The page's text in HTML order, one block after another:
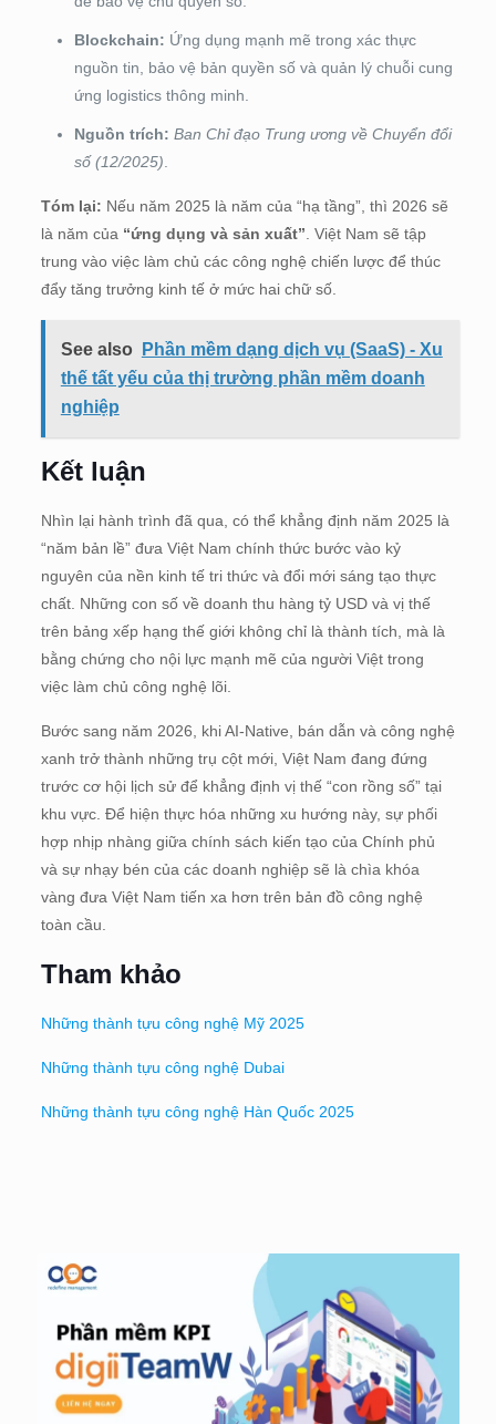
Blockchain: Ứng dụng mạnh mẽ trong xác thực
nguồn tin, bảo vệ bản quyền số và quản lý chuỗi cung
ứng logistics thông minh.
Nguồn trích: Ban Chỉ đạo Trung ương về Chuyển đổi
số (12/2025)
Tóm lại: Nếu năm 2025 là năm của “hạ tầng”, thì 2026 sẽ
là năm của “ứng dụng và sản xuất” . Việt Nam sẽ tập
trung vào việc làm chủ các công nghệ chiến lược để thúc
đẩy tăng trưởng kinh tế ở mức hai chữ số.
See also
Phần mềm dạng dịch vụ (SaaS) - Xu
thế tất yếu của thị trường phần mềm doanh
nghiệp
Kết luận
Nhìn lại hành trình đã qua, có thể khẳng định năm 2025 là
“năm bản lề” đưa Việt Nam chính thức bước vào kỷ
nguyên của nền kinh tế tri thức và đổi mới sáng tạo thực
chất. Những con số về doanh thu hàng tỷ USD và vị thế
trên bảng xếp hạng thế giới không chỉ là thành tích, mà là
bằng chứng cho nội lực mạnh mẽ của người Việt trong
việc làm chủ công nghệ lõi.
Bước sang năm 2026, khi AI-Native, bán dẫn và công nghệ
xanh trở thành những trụ cột mới, Việt Nam đang đứng
trước cơ hội lịch sử để khẳng định vị thế “con rồng số” tại
khu vực. Để hiện thực hóa những xu hướng này, sự phối
hợp nhịp nhàng giữa chính sách kiến tạo của Chính phủ
và sự nhạy bén của các doanh nghiệp sẽ là chìa khóa
vàng đưa Việt Nam tiến xa hơn trên bản đồ công nghệ
toàn cầu.
Tham khảo
Những thành tựu công nghệ Mỹ 2025
Những thành tựu công nghệ Dubai
Những thành tựu công nghệ Hàn Quốc 2025